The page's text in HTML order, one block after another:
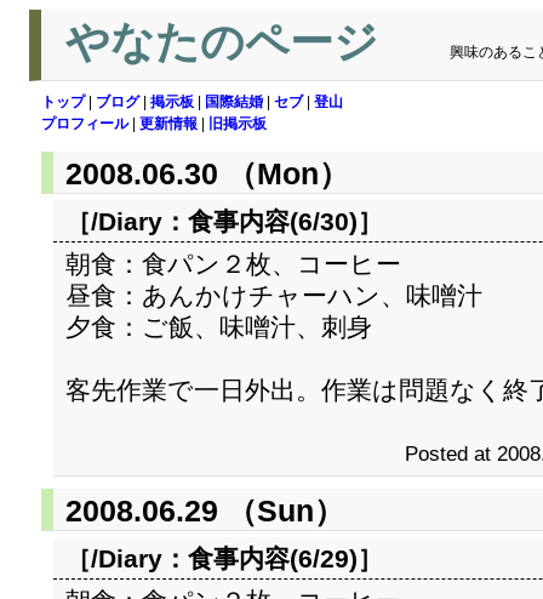
やなたのページ 興味のあるこ
トップ| ブログ| 掲示板 国際結婚 セブ| 登山
プロフィール| 更新情報 旧掲示板
2008.06.30 （Mon）
［/Diary： 食事内容(6/30)］
朝食：食パン２枚、コーヒー
昼食：あんかけチャーハン、味噌汁
夕食：ご飯、味噌汁、刺身
客先作業で一日外出。作業は問題なく終
Posted at
2008.06.29 （Sun）
［/Diary： 食事内容(6/29)］